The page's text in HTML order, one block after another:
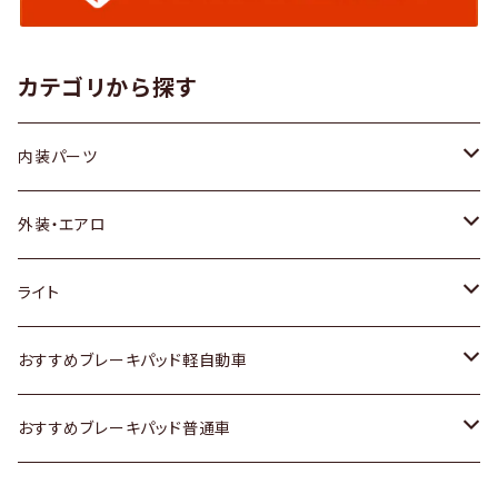
カテゴリから探す
内装パーツ
トヨタ
ホンダ
スズキ
日産
外装・エアロ
トヨタ
ホンダ
スズキ
ライト
トヨタ
スズキ
おすすめブレーキパッド軽自動車
トヨタ
おすすめブレーキパッド普通車